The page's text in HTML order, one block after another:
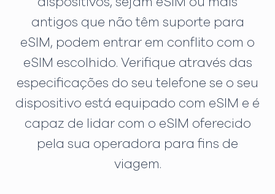
antigos que não têm suporte para
eSIM, podem entrar em conflito com o
eSIM escolhido. Verifique através das
especificações do seu telefone se o seu
dispositivo está equipado com eSIM e é
capaz de lidar com o eSIM oferecido
pela sua operadora para fins de
viagem.